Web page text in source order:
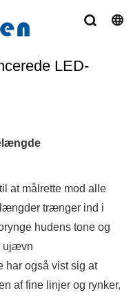
LED-
at målrette mod alle
trænger ind i
hudens tone og
ujævn
har også vist sig at
af ​​fine linjer og rynker,